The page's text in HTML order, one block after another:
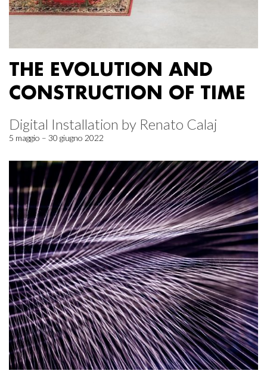
THE EVOLUTION AND
CONSTRUCTION OF TIME
Digital Installation by Renato Calaj
5 maggio – 30 giugno 2022